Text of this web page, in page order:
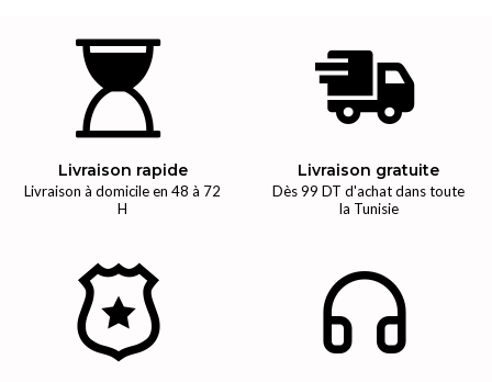
Livraison rapide
Livraison à domicile en 48 à 72
H
Livraison gratuite
Dès 99 DT d'achat dans toute
la Tunisie